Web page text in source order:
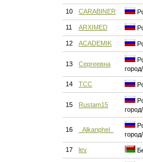
10 CARABINER
11 ARXIMED
12 ACADEMIK
13 Сергеевна
14 ТСС
15 Rustam15
16 _Alkanphel_
17 lev